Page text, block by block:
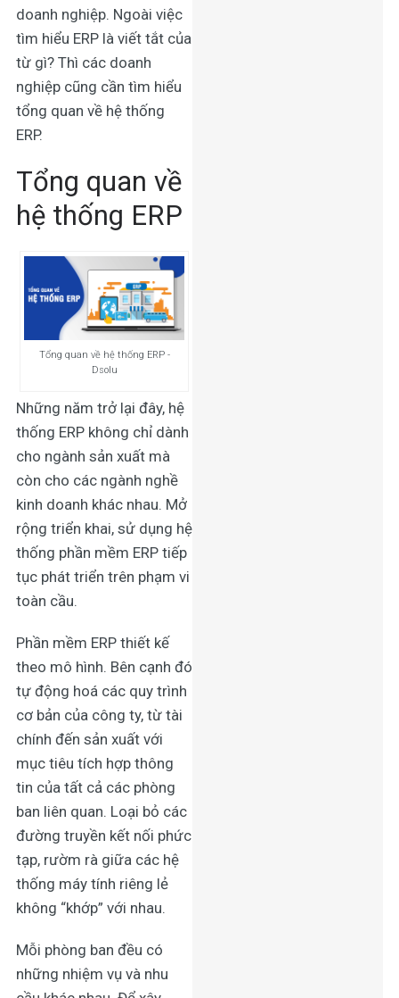
doanh nghiệp. Ngoài việc
tìm hiểu ERP là viết tắt của
từ gì? Thì các doanh
nghiệp cũng cần tìm hiểu
tổng quan về hệ thống
ERP.
Tổng quan về
hệ thống ERP
Tổng quan về hệ thống ERP -
Dsolu
Những năm trở lại đây, hệ
thống ERP không chỉ dành
cho ngành sản xuất mà
còn cho các ngành nghề
kinh doanh khác nhau. Mở
rộng triển khai, sử dụng hệ
thống phần mềm ERP tiếp
tục phát triển trên phạm vi
toàn cầu.
Phần mềm ERP thiết kế
theo mô hình. Bên cạnh đó
tự động hoá các quy trình
cơ bản của công ty, từ tài
chính đến sản xuất với
mục tiêu tích hợp thông
tin của tất cả các phòng
ban liên quan. Loại bỏ các
đường truyền kết nối phức
tạp, rườm rà giữa các hệ
thống máy tính riêng lẻ
không “khớp” với nhau.
Mỗi phòng ban đều có
những nhiệm vụ và nhu